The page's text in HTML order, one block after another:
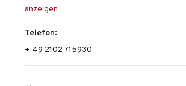
anzeigen
Telefon:
+ 49 2102 715930